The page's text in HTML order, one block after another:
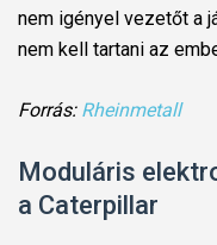
nem igényel vezetőt a
nem kell tartani az
Forrás: Rheinmetall
Moduláris
a Caterpillar